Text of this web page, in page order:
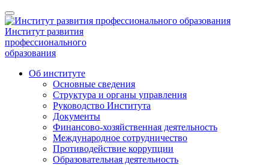
Институт развития
профессионального
образования
Об институте
Основные сведения
Структура и органы управления
Руководство Института
Документы
Финансово-хозяйственная деятельность
Международное сотрудничество
Противодействие коррупции
Образовательная деятельность